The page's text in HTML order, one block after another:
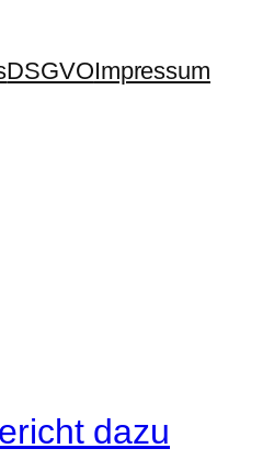
DSGVOImpressum
dazu